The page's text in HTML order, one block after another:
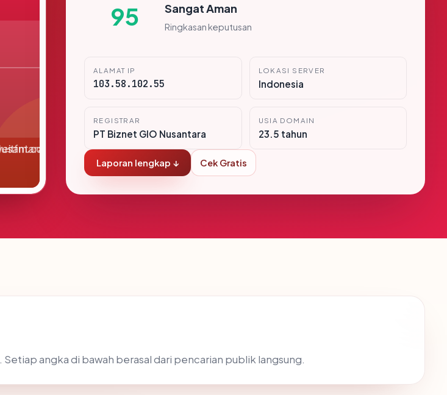
95 Sangat Aman
Ringkasan keputusan
ALAMAT IP
103.58.102.55
LOKASI SERVER
Indonesia
REGISTRAR
PT Biznet GIO Nusantara
USIA DOMAIN
23.5 tahun
Laporan lengkap ↓ Cek Gratis
. Setiap angka di bawah berasal dari pencarian publik langsung.